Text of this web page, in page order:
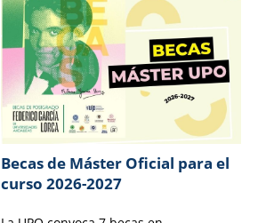
Becas de Máster Oficial para el
curso 2026-2027